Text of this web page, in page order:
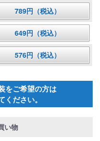
789円（税込）
649円（税込）
576円（税込）
をご希望の方は
ください。
い物